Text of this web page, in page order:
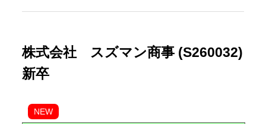
株式会社 スズマン商事 (S260032)
新卒
NEW